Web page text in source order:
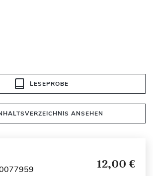
LESEPROBE
ANSEHEN
12,00 €